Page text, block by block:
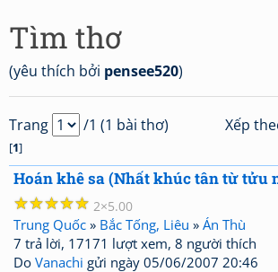
Tìm thơ
(yêu thích bởi pensee520)
Xếp
Trang /1 (1 bài thơ)
[1]
Hoán khê sa (Nhất khúc tân từ tửu
☆
☆
☆
☆
☆ 2 5.00
Trung Quốc » Bắc Tống, Liêu » Án Thù
7 trả lời, 17171 lượt xem, 8 người thích
Do Vanachi gửi ngày 05/06/2007 20:46